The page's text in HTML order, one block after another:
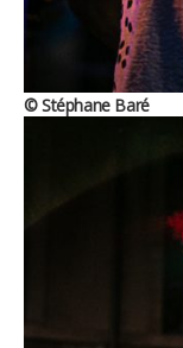
© Stéphane Baré